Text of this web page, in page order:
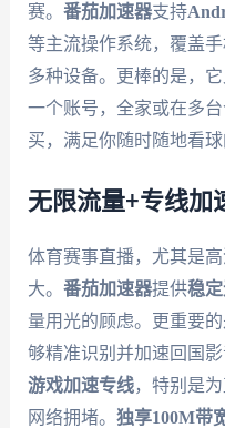
赛。 番茄加速器支持
等主流操作系统，覆盖
多种设备。更棒的是，
一个账号，全家或在多
买，满足你随时随地看球
无限流量+专线加
体育赛事直播，尤其是
大。 番茄加速器提供稳
量用光的顾虑。更重要
够精准识别并加速回国
游戏加速专线，特别是
网络拥堵。 独享100M带